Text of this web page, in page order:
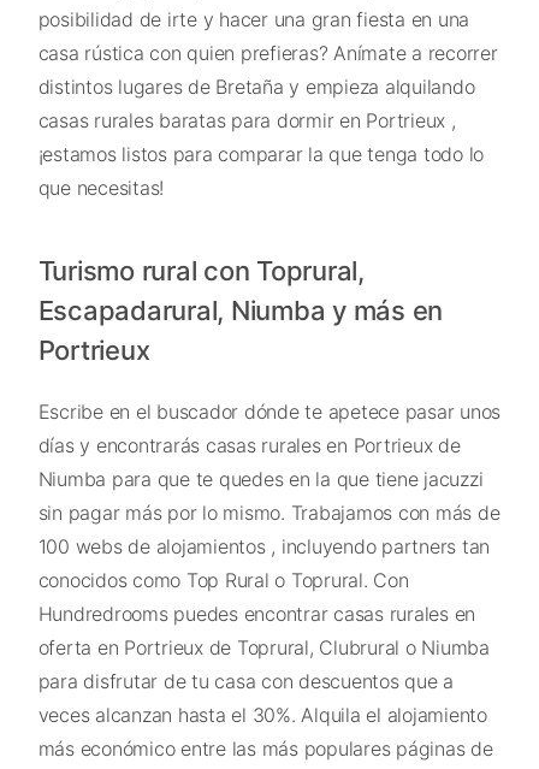
posibilidad de irte y hacer una gran fiesta en una
casa rústica con quien prefieras? Anímate a recorrer
distintos lugares de Bretaña y empieza alquilando
casas rurales baratas para dormir en Portrieux ,
¡estamos listos para comparar la que tenga todo lo
que necesitas!
Turismo rural con Toprural,
Escapadarural, Niumba y más en
Portrieux
Escribe en el buscador dónde te apetece pasar unos
días y encontrarás casas rurales en Portrieux de
Niumba para que te quedes en la que tiene jacuzzi
sin pagar más por lo mismo. Trabajamos con más de
100 webs de alojamientos , incluyendo partners tan
conocidos como Top Rural o Toprural. Con
Hundredrooms puedes encontrar casas rurales en
oferta en Portrieux de Toprural, Clubrural o Niumba
para disfrutar de tu casa con descuentos que a
veces alcanzan hasta el 30%. Alquila el alojamiento
más económico entre las más populares páginas de